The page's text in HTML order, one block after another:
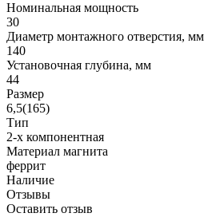
Номинальная мощность
30
Диаметр монтажного отверстия, мм
140
Установочная глубина, мм
44
Размер
6,5(165)
Тип
2-х компонентная
Материал магнита
феррит
Наличие
Отзывы
Оставить отзыв